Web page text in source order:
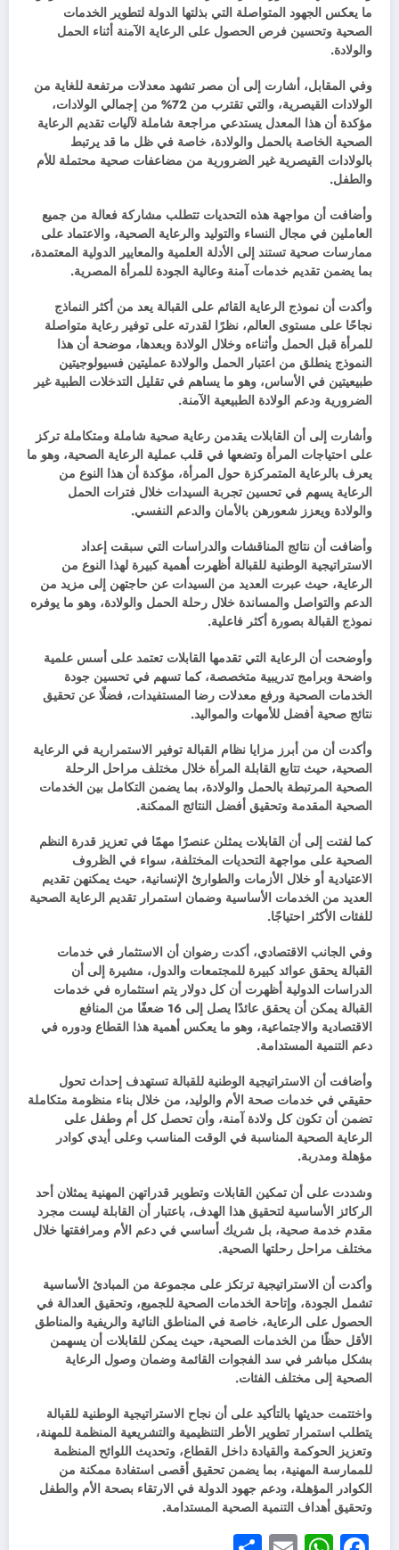
ما يعكس الجهود المتواصلة التي بذلتها الدولة لتطوير الخدمات
الصحية وتحسين فرص الحصول على الرعاية الآمنة أثناء الحمل
والولادة.
وفي المقابل، أشارت إلى أن مصر تشهد معدلات مرتفعة للغاية من
الولادات القيصرية، والتي تقترب من 72% من إجمالي الولادات،
مؤكدة أن هذا المعدل يستدعي مراجعة شاملة لآليات تقديم الرعاية
الصحية الخاصة بالحمل والولادة، خاصة في ظل ما قد يرتبط
بالولادات القيصرية غير الضرورية من مضاعفات صحية محتملة للأم
والطفل.
وأضافت أن مواجهة هذه التحديات تتطلب مشاركة فعالة من جميع
العاملين في مجال النساء والتوليد والرعاية الصحية، والاعتماد على
ممارسات صحية تستند إلى الأدلة العلمية والمعايير الدولية المعتمدة،
بما يضمن تقديم خدمات آمنة وعالية الجودة للمرأة المصرية.
وأكدت أن نموذج الرعاية القائم على القبالة يعد من أكثر النماذج
نجاحًا على مستوى العالم، نظرًا لقدرته على توفير رعاية متواصلة
للمرأة قبل الحمل وأثناءه وخلال الولادة وبعدها، موضحة أن هذا
النموذج ينطلق من اعتبار الحمل والولادة عمليتين فسيولوجيتين
طبيعيتين في الأساس، وهو ما يساهم في تقليل التدخلات الطبية غير
الضرورية ودعم الولادة الطبيعية الآمنة.
وأشارت إلى أن القابلات يقدمن رعاية صحية شاملة ومتكاملة تركز
على احتياجات المرأة وتضعها في قلب عملية الرعاية الصحية، وهو ما
يعرف بالرعاية المتمركزة حول المرأة، مؤكدة أن هذا النوع من
الرعاية يسهم في تحسين تجربة السيدات خلال فترات الحمل
والولادة ويعزز شعورهن بالأمان والدعم النفسي.
وأضافت أن نتائج المناقشات والدراسات التي سبقت إعداد
الاستراتيجية الوطنية للقبالة أظهرت أهمية كبيرة لهذا النوع من
الرعاية، حيث عبرت العديد من السيدات عن حاجتهن إلى مزيد من
الدعم والتواصل والمساندة خلال رحلة الحمل والولادة، وهو ما يوفره
نموذج القبالة بصورة أكثر فاعلية.
وأوضحت أن الرعاية التي تقدمها القابلات تعتمد على أسس علمية
واضحة وبرامج تدريبية متخصصة، كما تسهم في تحسين جودة
الخدمات الصحية ورفع معدلات رضا المستفيدات، فضلًا عن تحقيق
نتائج صحية أفضل للأمهات والمواليد.
وأكدت أن من أبرز مزايا نظام القبالة توفير الاستمرارية في الرعاية
الصحية، حيث تتابع القابلة المرأة خلال مختلف مراحل الرحلة
الصحية المرتبطة بالحمل والولادة، بما يضمن التكامل بين الخدمات
الصحية المقدمة وتحقيق أفضل النتائج الممكنة.
كما لفتت إلى أن القابلات يمثلن عنصرًا مهمًا في تعزيز قدرة النظم
الصحية على مواجهة التحديات المختلفة، سواء في الظروف
الاعتيادية أو خلال الأزمات والطوارئ الإنسانية، حيث يمكنهن تقديم
العديد من الخدمات الأساسية وضمان استمرار تقديم الرعاية الصحية
للفئات الأكثر احتياجًا.
وفي الجانب الاقتصادي، أكدت رضوان أن الاستثمار في خدمات
القبالة يحقق عوائد كبيرة للمجتمعات والدول، مشيرة إلى أن
الدراسات الدولية أظهرت أن كل دولار يتم استثماره في خدمات
القبالة يمكن أن يحقق عائدًا يصل إلى 16 ضعفًا من المنافع
الاقتصادية والاجتماعية، وهو ما يعكس أهمية هذا القطاع ودوره في
دعم التنمية المستدامة.
وأضافت أن الاستراتيجية الوطنية للقبالة تستهدف إحداث تحول
حقيقي في خدمات صحة الأم والوليد، من خلال بناء منظومة متكاملة
تضمن أن تكون كل ولادة آمنة، وأن تحصل كل أم وطفل على
الرعاية الصحية المناسبة في الوقت المناسب وعلى أيدي كوادر
مؤهلة ومدربة.
وشددت على أن تمكين القابلات وتطوير قدراتهن المهنية يمثلان أحد
الركائز الأساسية لتحقيق هذا الهدف، باعتبار أن القابلة ليست مجرد
مقدم خدمة صحية، بل شريك أساسي في دعم الأم ومرافقتها خلال
مختلف مراحل رحلتها الصحية.
وأكدت أن الاستراتيجية ترتكز على مجموعة من المبادئ الأساسية
تشمل الجودة، وإتاحة الخدمات الصحية للجميع، وتحقيق العدالة في
الحصول على الرعاية، خاصة في المناطق النائية والريفية والمناطق
الأقل حظًا من الخدمات الصحية، حيث يمكن للقابلات أن يسهمن
بشكل مباشر في سد الفجوات القائمة وضمان وصول الرعاية
الصحية إلى مختلف الفئات.
واختتمت حديثها بالتأكيد على أن نجاح الاستراتيجية الوطنية للقبالة
يتطلب استمرار تطوير الأطر التنظيمية والتشريعية المنظمة للمهنة،
وتعزيز الحوكمة والقيادة داخل القطاع، وتحديث اللوائح المنظمة
للممارسة المهنية، بما يضمن تحقيق أقصى استفادة ممكنة من
الكوادر المؤهلة، ودعم جهود الدولة في الارتقاء بصحة الأم والطفل
وتحقيق أهداف التنمية الصحية المستدامة.